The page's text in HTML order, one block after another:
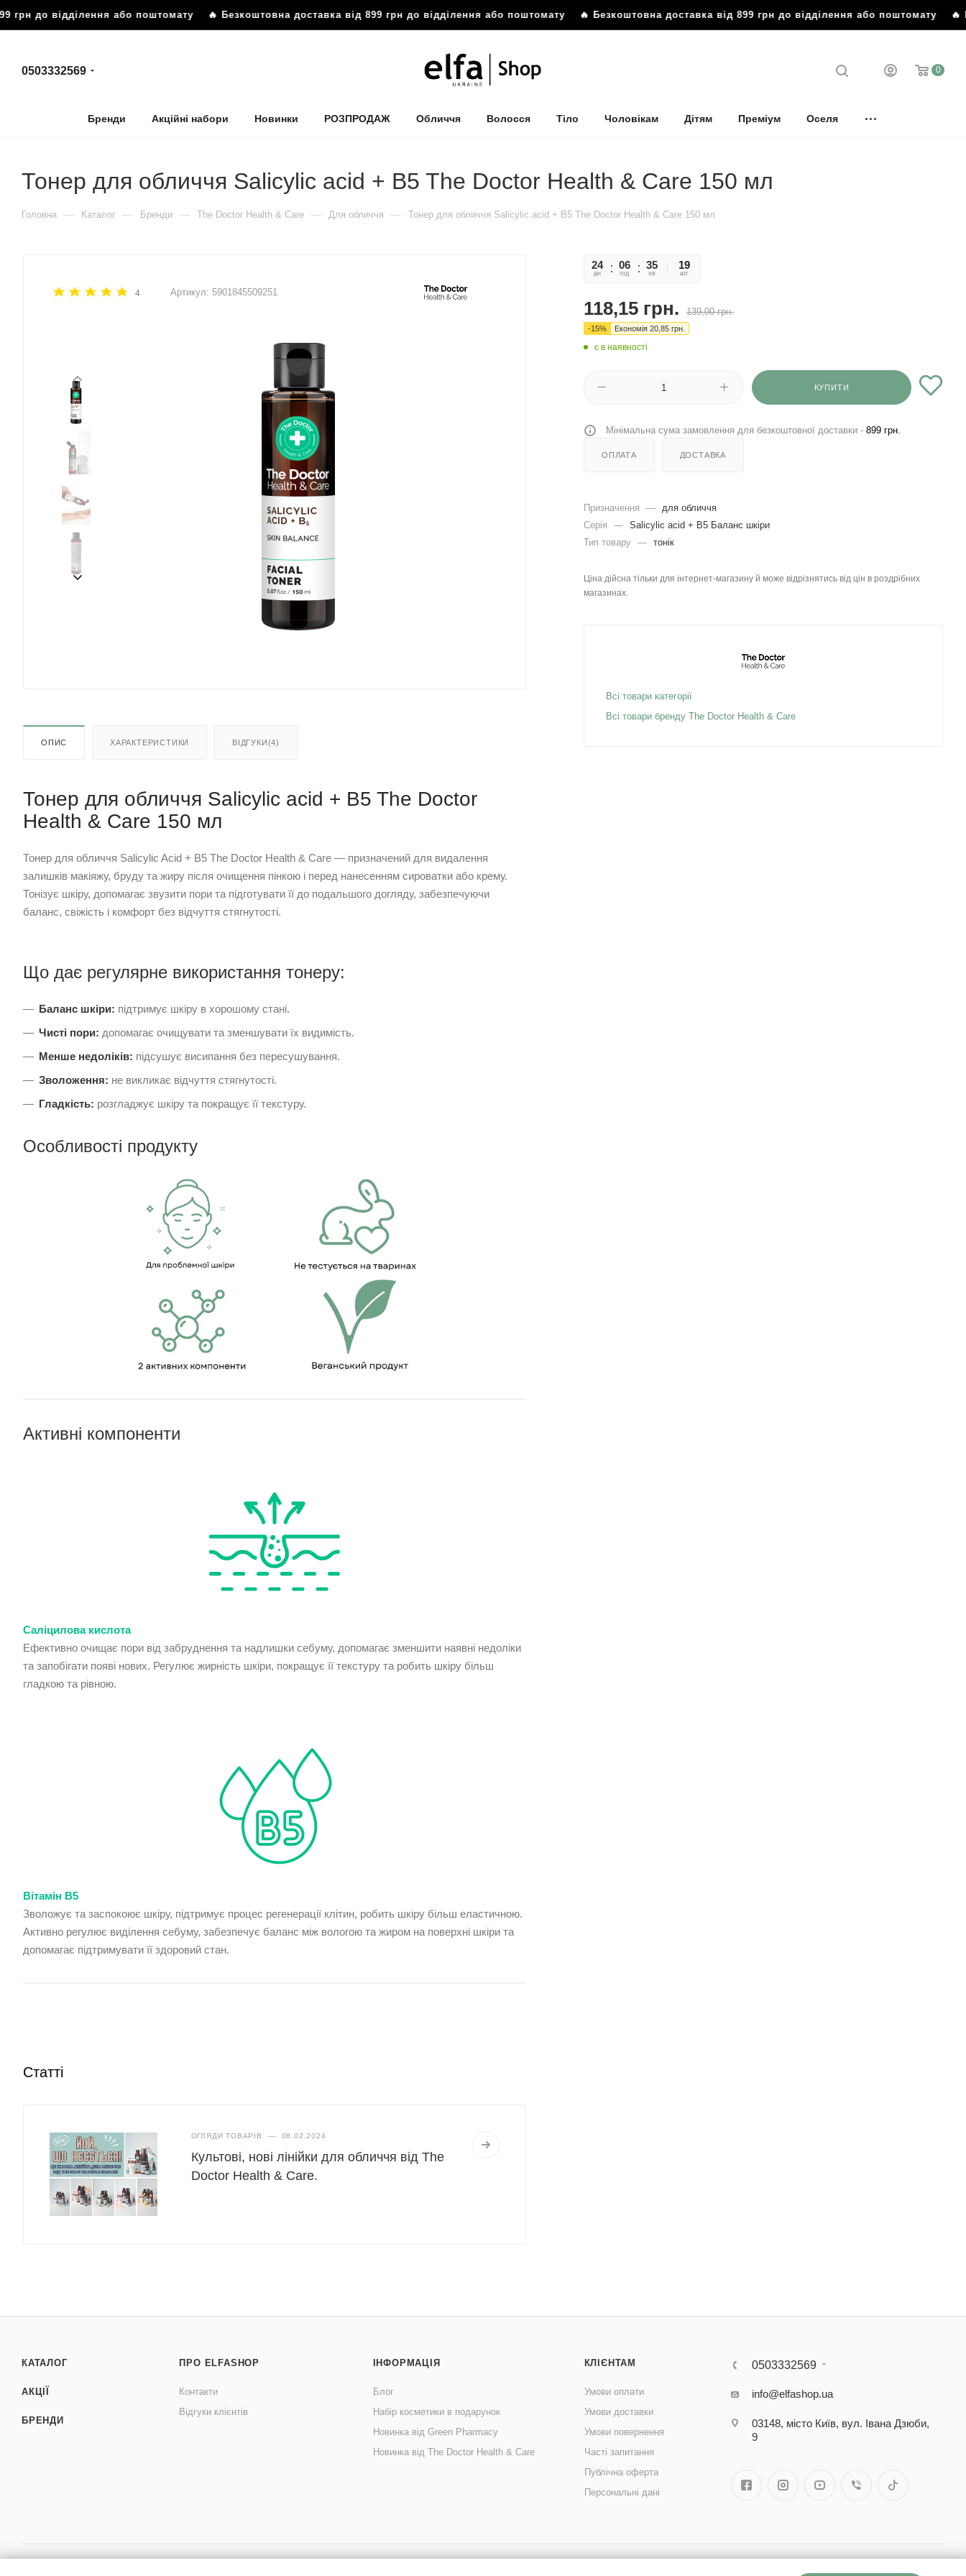
до відділення або поштомату🔥 Безкоштовна доставка від 899 грн до відділення або поштомату🔥 Безкоштовна доставка від 899 грн до відділення або поштомату🔥
0503332569 0
Бренди Акційні набори Новинки РОЗПРОДАЖ Обличчя Волосся Тіло Чоловікам Дітям Преміум Оселя
Тонер для обличчя Salicylic acid + B5 The Doctor Health & Care 150 мл
Головна — Каталог — Бренди — The Doctor Health & Care — Для обличчя — Тонер для обличчя Salicylic acid + B5 The Doctor Health & Care 150 мл
4 Артикул: 5901845509251
ОПИС ХАРАКТЕРИСТИКИ ВІДГУКИ(4)
Тонер для обличчя Salicylic acid + B5 The Doctor
Health & Care 150 мл
Тонер для обличчя Salicylic Acid + B5 The Doctor Health & Care — призначений для видалення
залишків макіяжу, бруду та жиру після очищення пінкою і перед нанесенням сироватки або крему.
Тонізує шкіру, допомагає звузити пори та підготувати її до подальшого догляду, забезпечуючи
баланс, свіжість і комфорт без відчуття стягнутості.
Що дає регулярне використання тонеру:
Баланс шкіри: підтримує шкіру в хорошому стані.
Чисті пори: допомагає очищувати та зменшувати їх видимість.
Менше недоліків: підсушує висипання без пересушування.
Зволоження: не викликає відчуття стягнутості.
Гладкість: розгладжує шкіру та покращує її текстуру.
Особливості продукту
Активні компоненти
Саліцилова кислота
Ефективно очищає пори від забруднення та надлишки себуму, допомагає зменшити наявні недоліки
та запобігати появі нових. Регулює жирність шкіри, покращує її текстуру та робить шкіру більш
гладкою та рівною.
Вітамін B5
Зволожує та заспокоює шкіру, підтримує процес регенерації клітин, робить шкіру більш еластичною.
Активно регулює виділення себуму, забезпечує баланс між вологою та жиром на поверхні шкіри та
допомагає підтримувати її здоровий стан.
Статті
ОГЛЯДИ ТОВАРІВ — 08.02.2024
Культові, нові лінійки для обличчя від The
Doctor Health & Care.
24
дн
06
год
35
хв
10
сек
19
шт
118,15 грн. 139,00грн.
-15% Економія 20,85 грн.
є в наявності
КУПИТИ
Мінімальна сума замовлення для безкоштовної доставки - 899 грн.
ОПЛАТА ДОСТАВКА
Призначення —
для обличчя
Серія
— Salicylic acid + B5 Баланс шкіри
Тип товару — тонік
Ціна дійсна тільки для інтернет-магазину й може відрізнятись від цін в роздрібних
магазинах.
Всі товари категорії
Всі товари бренду The Doctor Health & Care
КАТАЛОГ
АКЦІЇ
БРЕНДИ
ПРО ELFASHOP
Контакти
Відгуки клієнтів
ІНФОРМАЦІЯ
Блог
Набір косметики в подарунок
Новинка від Green Pharmacy
Новинка від The Doctor Health & Care
КЛІЄНТАМ
Умови оплати
Умови доставки
Умови повернення
Часті запитання
Публічна оферта
Персональні дані
0503332569
info@elfashop.ua
03148, місто Київ, вул. Івана Дзюби,
9